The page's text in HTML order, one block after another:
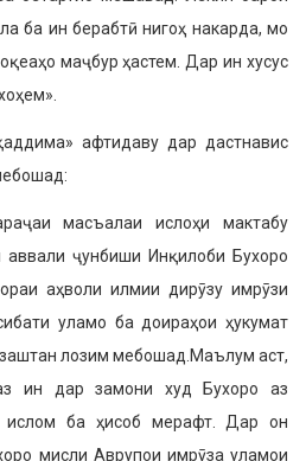
ба ин берабтӣ нигоҳ накарда, мо
маҷбур ҳастем. Дар ин хусус
афтидаву дар дастнавис
масъалаи ислоҳи мактабу
ҷунбиши Инқилоби Бухоро
аҳволи илмии дирӯзу имрӯзи
уламо ба доираҳои ҳукумат
лозим мебошад.Маълум аст,
ин дар замони худ Бухоро аз
ислом ба ҳисоб мерафт. Дар он
мисли Аврупои имрӯза уламои